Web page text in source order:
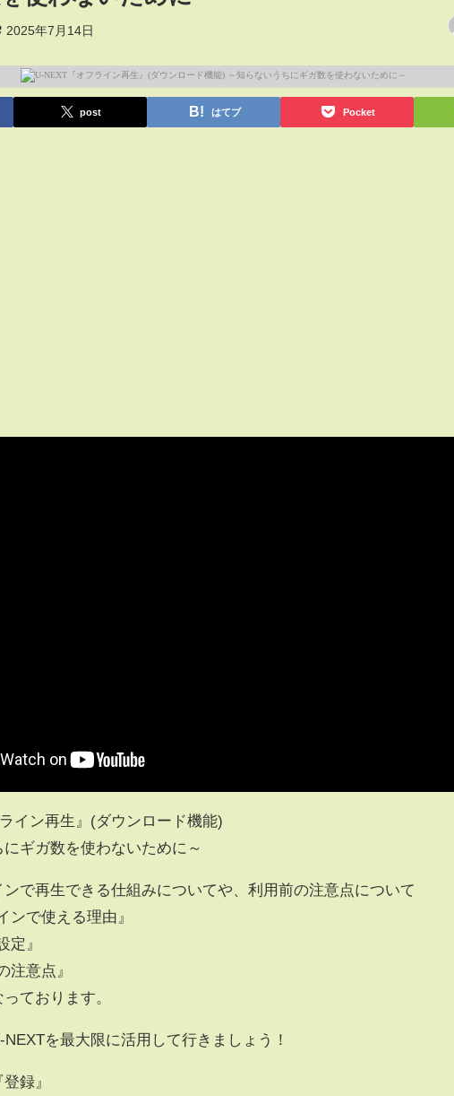
2025年7月14日
post はてブ Pocket
イン再生』(ダウンロード機能)
にギガ数を使わないために～
ンで再生できる仕組みについてや、利用前の注意点について
ンで使える理由』
定』
注意点』
ております。
を最大限に活用して行きましょう！
録』